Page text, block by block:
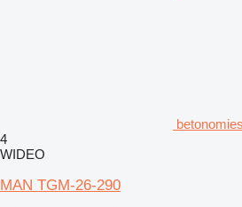
4
WIDEO
MAN TGM-26-290